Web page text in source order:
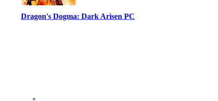
Dragon's Dogma: Dark Arisen PC